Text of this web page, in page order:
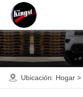
Ubicación: Hogar>